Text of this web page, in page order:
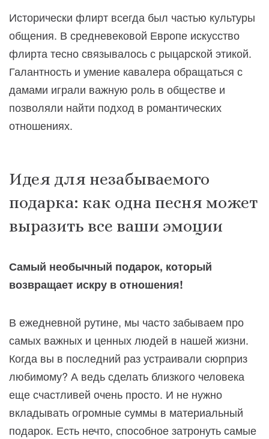
Исторически флирт всегда был частью культуры
общения. В средневековой Европе искусство
флирта тесно связывалось с рыцарской этикой.
Галантность и умение кавалера обращаться с
дамами играли важную роль в обществе и
позволяли найти подход в романтических
отношениях.
Идея для незабываемого
подарка: как одна песня может
выразить все ваши эмоции
Самый необычный подарок, который
возвращает искру в отношения!
В ежедневной рутине, мы часто забываем про
самых важных и ценных людей в нашей жизни.
Когда вы в последний раз устраивали сюрприз
любимому? А ведь сделать близкого человека
еще счастливей очень просто. И не нужно
вкладывать огромные суммы в материальный
подарок. Есть нечто, способное затронуть самые